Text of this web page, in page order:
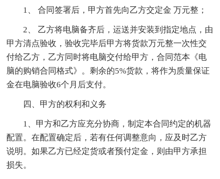
1、 合同签署后，甲方首先向乙方交定金 万元整；
2、 乙方将电脑备齐后，运送并安装到指定地点，由
甲方清点验收，验收完毕后甲方将货款万元整一次性交
付给乙方，乙方同时将电脑交付给甲方，合同范本《电
脑的购销合同格式》。剩余的5%货款，将作为质量保证
金在电脑验收6个月后支付。
四、甲方的权利和义务
1、甲方和乙方应充分协商，制定本合同约定的机器
配置。在配置确定后，若有任何调整意向，应及时乙方
说明。如果乙方已经定货或者预付定金，则由甲方承担
损失。